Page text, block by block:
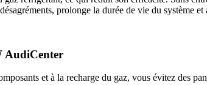
prolonge la durée de vie du système
AudiCenter
et à la recharge du gaz, vous évitez des